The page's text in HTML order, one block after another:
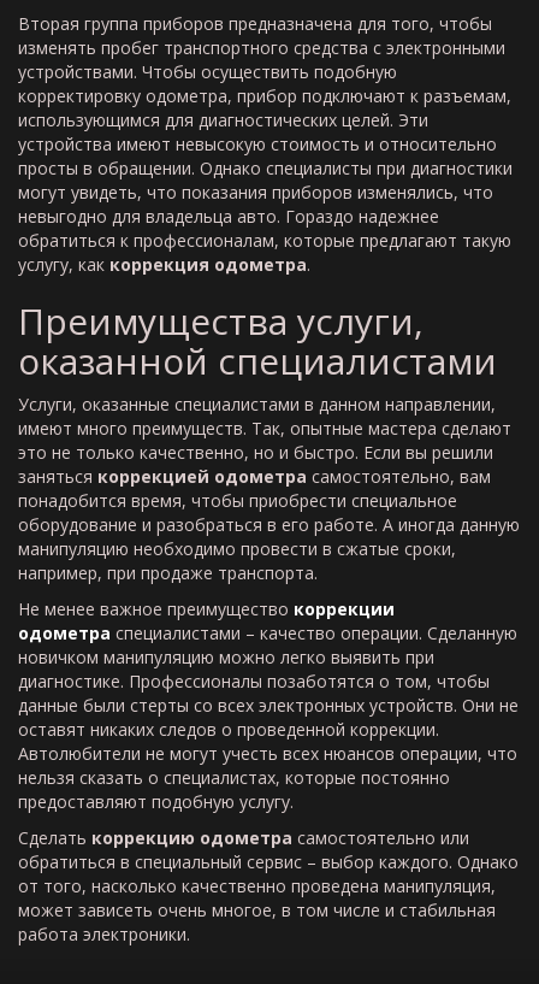
Вторая группа приборов предназначена для того, чтобы
изменять пробег транспортного средства с электронными
устройствами. Чтобы осуществить подобную
корректировку одометра, прибор подключают к разъемам,
использующимся для диагностических целей. Эти
устройства имеют невысокую стоимость и относительно
просты в обращении. Однако специалисты при диагностики
могут увидеть, что показания приборов изменялись, что
невыгодно для владельца авто. Гораздо надежнее
обратиться к профессионалам, которые предлагают такую
услугу, как коррекция одометра.
Преимущества услуги,
оказанной специалистами
Услуги, оказанные специалистами в данном направлении,
имеют много преимуществ. Так, опытные мастера сделают
это не только качественно, но и быстро. Если вы решили
заняться коррекцией одометра самостоятельно, вам
понадобится время, чтобы приобрести специальное
оборудование и разобраться в его работе. А иногда данную
манипуляцию необходимо провести в сжатые сроки,
например, при продаже транспорта.
Не менее важное преимущество коррекции
одометра специалистами – качество операции. Сделанную
новичком манипуляцию можно легко выявить при
диагностике. Профессионалы позаботятся о том, чтобы
данные были стерты со всех электронных устройств. Они не
оставят никаких следов о проведенной коррекции.
Автолюбители не могут учесть всех нюансов операции, что
нельзя сказать о специалистах, которые постоянно
предоставляют подобную услугу.
Сделать коррекцию одометра самостоятельно или
обратиться в специальный сервис – выбор каждого. Однако
от того, насколько качественно проведена манипуляция,
может зависеть очень многое, в том числе и стабильная
работа электроники.